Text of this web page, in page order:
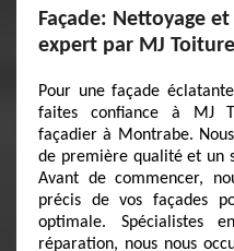
Façade: Nettoyage
expert par MJ
Pour une façade
faites confiance à MJ
façadier à Montrabe.
de première qualité et un
Avant de commencer,
précis de vos façades
optimale. Spécialistes
réparation, nous nous